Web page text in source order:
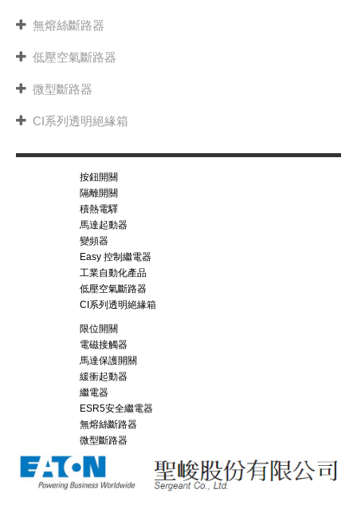
無熔絲斷路器
低壓空氣斷路器
微型斷路器
CI系列透明絕緣箱
按鈕開關
隔離開關
積熱電驛
馬達起動器
變頻器
Easy 控制繼電器
工業自動化產品
低壓空氣斷路器
CI系列透明絕緣箱
限位開關
電磁接觸器
馬達保護開關
緩衝起動器
繼電器
ESR5安全繼電器
無熔絲斷路器
微型斷路器